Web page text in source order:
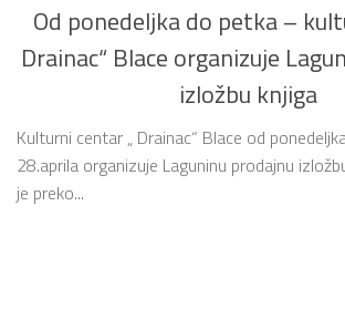
Od ponedeljka do petka –
Drainac“ Blace organizuje
izložbu knjiga
Kulturni centar „ Drainac“ Blace od
28.aprila organizuje Laguninu prodajnu
je preko...